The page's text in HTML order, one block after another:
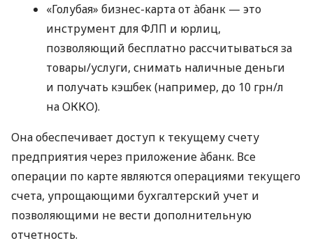
«Голубая» бизнес-карта от àбанк — это
инструмент для ФЛП и юрлиц,
позволяющий бесплатно рассчитываться за
товары/услуги, снимать наличные деньги
и получать кэшбек (например, до 10 грн/л
на ОККО).
Она обеспечивает доступ к текущему счету
предприятия через приложение àбанк. Все
операции по карте являются операциями текущего
счета, упрощающими бухгалтерский учет и
позволяющими не вести дополнительную
отчетность.